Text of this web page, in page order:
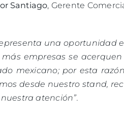
Santiago, Gerente
una oportunidad
empresas se
mexicano; por esta
desde nuestro stand,
atención”.